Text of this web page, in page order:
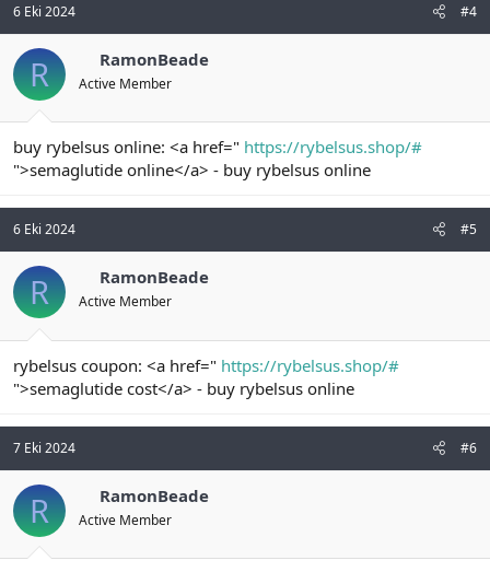
6 Eki 2024 #4
R RamonBeade
Active Member
buy rybelsus online: <a href=" https://rybelsus.shop/#
">semaglutide online</a> - buy rybelsus online
6 Eki 2024 #5
R RamonBeade
Active Member
rybelsus coupon: <a href=" https://rybelsus.shop/#
">semaglutide cost</a> - buy rybelsus online
7 Eki 2024 #6
R RamonBeade
Active Member